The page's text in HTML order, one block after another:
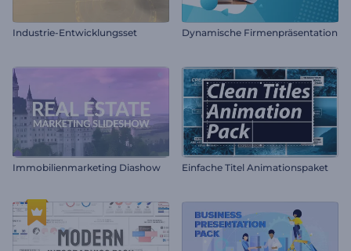
Industrie-Entwicklungsset Dynamische Firmenpräsentation
Immobilienmarketing Diashow Einfache Titel Animationspaket